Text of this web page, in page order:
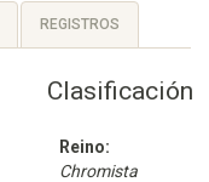
REGISTROS
Clasificación
Reino:
Chromista